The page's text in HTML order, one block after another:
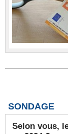
SONDAGE
Selon vous,